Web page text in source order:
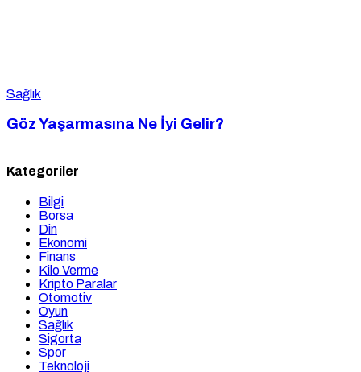
Sağlık
Göz Yaşarmasına Ne İyi Gelir?
Kategoriler
Bilgi
Borsa
Din
Ekonomi
Finans
Kilo Verme
Kripto Paralar
Otomotiv
Oyun
Sağlık
Sigorta
Spor
Teknoloji